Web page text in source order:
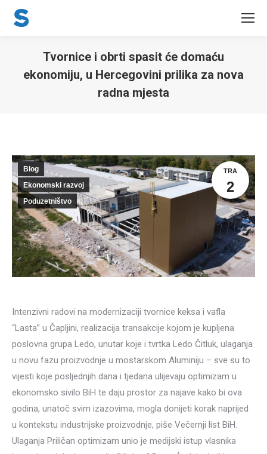
Tvornice i obrti spasit će domaću
ekonomiju, u Hercegovini prilika za nova
radna mjesta
TRA
2
Blog
Ekonomski razvoj
Poduzetništvo
Intenzivni radovi na modernizaciji tvornice keksa i vafla
“Lasta” u Čapljini, realizacija transakcije kojom je kupljena
poslovna grupa Ledo, unutar koje i tvrtka Ledo Čitluk, ulaganja
u novu fazu proizvodnje u mostarskom Aluminiju – sve su to
vijesti koje posljednjih dana i tjedana ulijevaju optimizam u
ekonomsko sivilo BiH te daju prostor za najave kako bi ova
godina, unatoč svim izazovima, mogla donijeti korak naprijed
u kontekstu industrijske proizvodnje, piše Večernji list BiH.
Ulaganja Priličan optimizam unio je medijski istup vlasnika